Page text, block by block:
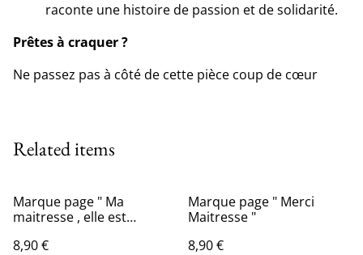
raconte une histoire de passion et de solidarité.
Prêtes à craquer ?
Ne passez pas à côté de cette pièce coup de cœur
Related items
Marque page " Ma
maitresse , elle est
8,90 €
Marque page " Merci
Maitresse "
8,90 €